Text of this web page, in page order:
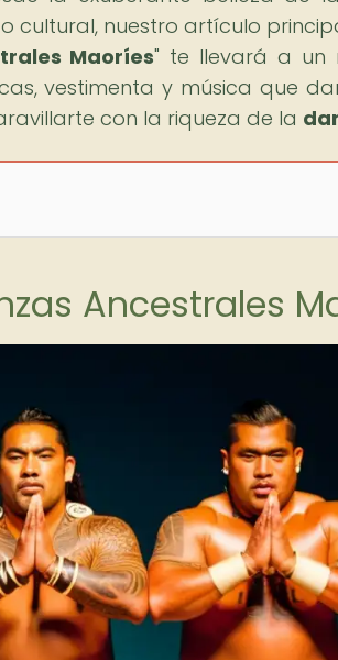
cultural, nuestro artículo
Maoríes" te llevará a un
vestimenta y música que
con la riqueza de la
Ancestrales